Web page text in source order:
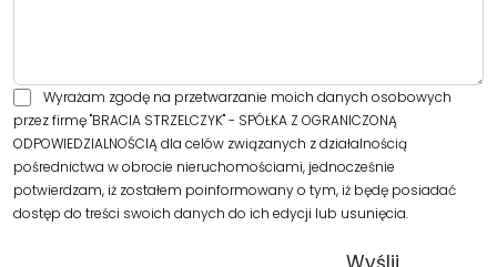
Wyrażam zgodę na przetwarzanie moich danych osobowych
przez firmę "BRACIA STRZELCZYK" - SPÓŁKA Z OGRANICZONĄ
ODPOWIEDZIALNOŚCIĄ dla celów związanych z działalnością
pośrednictwa w obrocie nieruchomościami, jednocześnie
potwierdzam, iż zostałem poinformowany o tym, iż będę posiadać
dostęp do treści swoich danych do ich edycji lub usunięcia.